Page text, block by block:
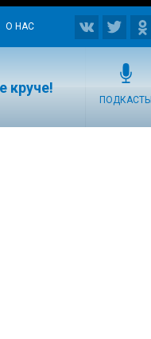
О НАС
круче!
ПОДКАСТЫ